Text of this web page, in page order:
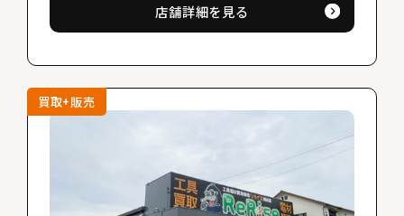
店舗詳細を見る
買取+販売